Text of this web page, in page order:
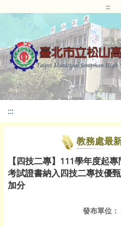
:::
:::
教務處最
【四技二專】111學年度起
考試證書納入四技二專技優
加分
發布單位：